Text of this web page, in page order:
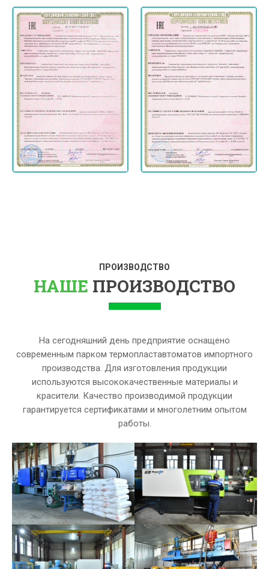
ПРОИЗВОДСТВО
НАШЕ ПРОИЗВОДСТВО
На сегодняшний день предприятие оснащено
современным парком термопластавтоматов импортного
производства. Для изготовления продукции
используются высококачественные материалы и
красители. Качество производимой продукции
гарантируется сертификатами и многолетним опытом
работы.